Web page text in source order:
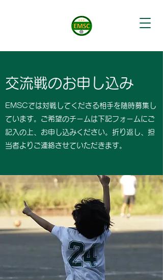
交流戦のお申し込み
EMSCでは対戦してくださる相手を随時募集し
ています。ご希望のチームは下記フォームにご
記入の上、お申し込みください。折り返し、担
当者よりご連絡させていただきます。